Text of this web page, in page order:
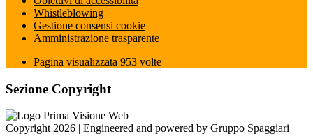
Whistleblowing
Gestione consensi cookie
Amministrazione trasparente
Pagina visualizzata 953 volte
Sezione Copyright
Copyright 2026 | Engineered and powered by Gruppo Spaggiari